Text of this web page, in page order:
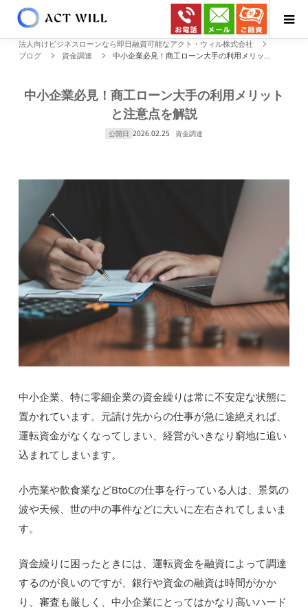
法人向けビジネスローンなら即日融資可能なアクト・ウィル株式会社
ブログ
資金調達 中小企業必見！商工ローン大手の利用メリッ...
中小企業必見！商工ローン大手の利用メリット
と注意点を解説
公開日 2026.02.25 資金調達
中小企業、特に零細企業の資金繰りは常に不安定な状態に
置かれています。元請け先からの仕事が急に途絶えれば、
運転資金がなくなってしまい、経営がいきなり窮地に追い
込まれてしまいます。
小売業や飲食業などBtoCの仕事を行っている人は、景気の
波や天候、世の中の事件などに大いに左右されてしまいま
す。
資金繰りに困ったときには、運転資金を融資によって調達
するのが良いのですが、銀行や資金の融資は時間がかか
り、審査も厳しく、中小企業にとってはかなり高いハード